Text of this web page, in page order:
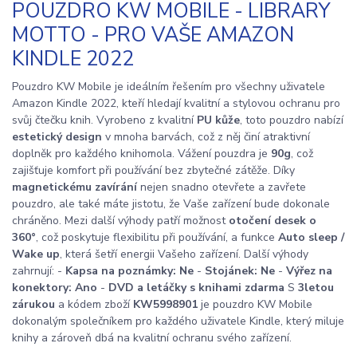
POUZDRO KW MOBILE - LIBRARY
MOTTO - PRO VAŠE AMAZON
KINDLE 2022
Pouzdro KW Mobile je ideálním řešením pro všechny uživatele
Amazon Kindle 2022, kteří hledají kvalitní a stylovou ochranu pro
svůj čtečku knih. Vyrobeno z kvalitní PU kůže, toto pouzdro nabízí
estetický design v mnoha barvách, což z něj činí atraktivní
doplněk pro každého knihomola. Vážení pouzdra je 90g, což
zajišťuje komfort při používání bez zbytečné zátěže. Díky
magnetickému zavíránínejen snadno otevřete a zavřete
pouzdro, ale také máte jistotu, že Vaše zařízení bude dokonale
chráněno. Mezi další výhody patří možnost otočení desek o
360°, což poskytuje flexibilitu při používání, a funkce Auto sleep /
Wake up, která šetří energii Vašeho zařízení. Další výhody
zahrnují: - Kapsa na poznámky: Ne - Stojánek: Ne - Výřez na
konektory: Ano - DVD a letáčky s knihami zdarma S 3letou
zárukou a kódem zboží KW5998901 je pouzdro KW Mobile
dokonalým společníkem pro každého uživatele Kindle, který miluje
knihy a zároveň dbá na kvalitní ochranu svého zařízení.